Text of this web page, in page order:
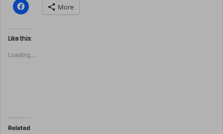
C
l
k
t
h
o
More
Like this:
Loading...
Related